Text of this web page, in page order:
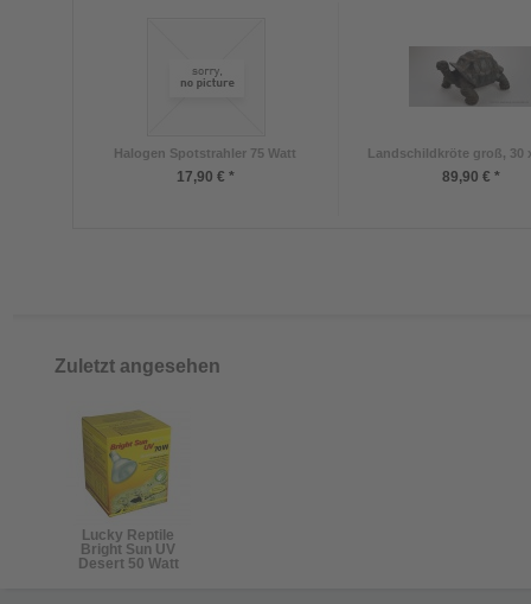
Halogen Spotstrahler 75 Watt
17,90 € *
Landschildkröte groß, 30
89,90 € *
Zuletzt angesehen
Lucky Reptile
Bright Sun UV
Desert 50 Watt